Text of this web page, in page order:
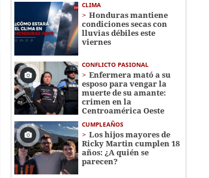
CLIMA
Honduras mantiene
condiciones secas con
lluvias débiles este
viernes
CONFLICTO PASIONAL
Enfermera mató a su
esposo para vengar la
muerte de su amante:
crimen en la
Centroamérica Oeste
CUMPLEAÑOS
Los hijos mayores de
Ricky Martin cumplen 18
años: ¿A quién se
parecen?